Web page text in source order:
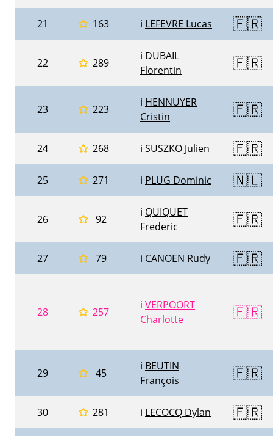
21 163 ℹ️ LEFEVRE Lucas 🇫🇷
22 289
ℹ️ DUBAIL
Florentin
🇫🇷
23 223
ℹ️ HENNUYER
Cristin
🇫🇷
24 268 ℹ️ SUSZKO Julien 🇫🇷
25 271 ℹ️ PLUG Dominic 🇳🇱
26 92
ℹ️ QUIQUET
Frederic
🇫🇷
27 79 ℹ️ CANOEN Rudy 🇫🇷
28 257
ℹ️ VERPOORT
Charlotte
🇫🇷
29 45
ℹ️ BEUTIN
François
🇫🇷
30 281 ℹ️ LECOCQ Dylan 🇫🇷